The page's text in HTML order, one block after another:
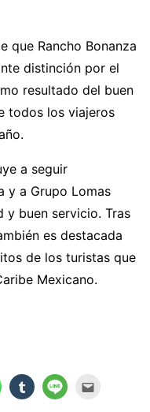
que Rancho Bonanza
distinción por el
resultado del buen
todos los viajeros
a seguir
y a Grupo Lomas
y buen servicio. Tras
es destacada
de los turistas que
Mexicano.